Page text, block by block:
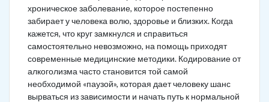
хроническое заболевание, которое постепенно
забирает у человека волю, здоровье и близких. Когда
кажется, что круг замкнулся и справиться
самостоятельно невозможно, на помощь приходят
современные медицинские методики. Кодирование от
алкоголизма часто становится той самой
необходимой «паузой», которая дает человеку шанс
вырваться из зависимости и начать путь к нормальной